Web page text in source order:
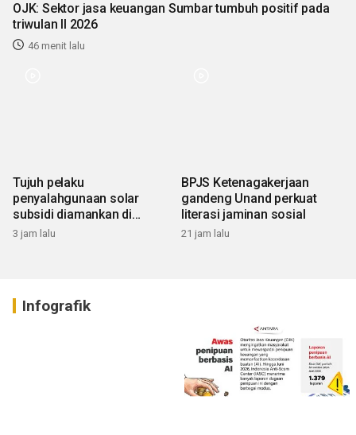
OJK: Sektor jasa keuangan Sumbar tumbuh positif pada
triwulan II 2026
46 menit lalu
Tujuh pelaku
penyalahgunaan solar
subsidi diamankan di
Sumbar
3 jam lalu
BPJS Ketenagakerjaan
gandeng Unand perkuat
literasi jaminan sosial
21 jam lalu
Infografik